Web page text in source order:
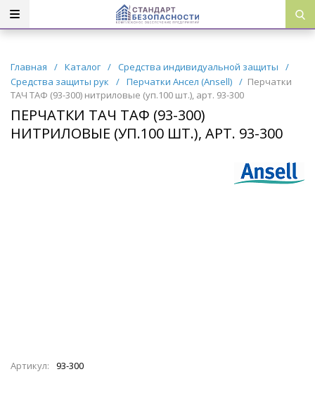
Главная / Каталог / Средства индивидуальной защиты
/
Средства защиты рук
/ Перчатки Ансел (Ansell) / Перчатки
ТАЧ ТАФ (93-300) нитриловые (уп.100 шт.), арт. 93-300
ПЕРЧАТКИ ТАЧ ТАФ (93-300)
НИТРИЛОВЫЕ (УП.100 ШТ.), АРТ. 93-300
Артикул: 93-300